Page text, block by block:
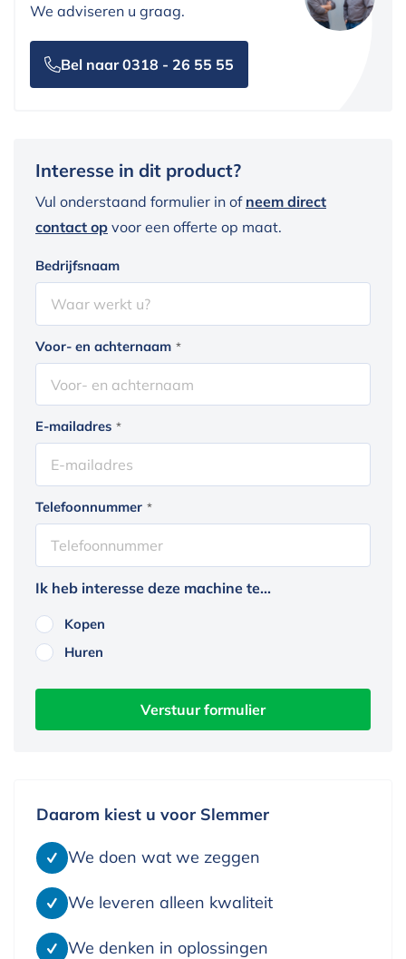
We adviseren u graag.
Bel naar 0318 - 26 55 55
Interesse in dit product?
Vul onderstaand formulier in of neem direct
contact op voor een offerte op maat.
Bedrijfsnaam
Voor- en achternaam *
E-mailadres *
Telefoonnummer *
Ik heb interesse deze machine te...
Kopen
Huren
Daarom kiest u voor Slemmer
We doen wat we zeggen
We leveren alleen kwaliteit
We denken in oplossingen